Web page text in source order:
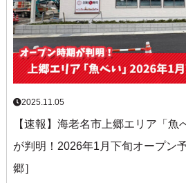
2025.11.05
【速報】海老名市上郷エリア「魚
が判明！2026年1月下旬オープン
郷］